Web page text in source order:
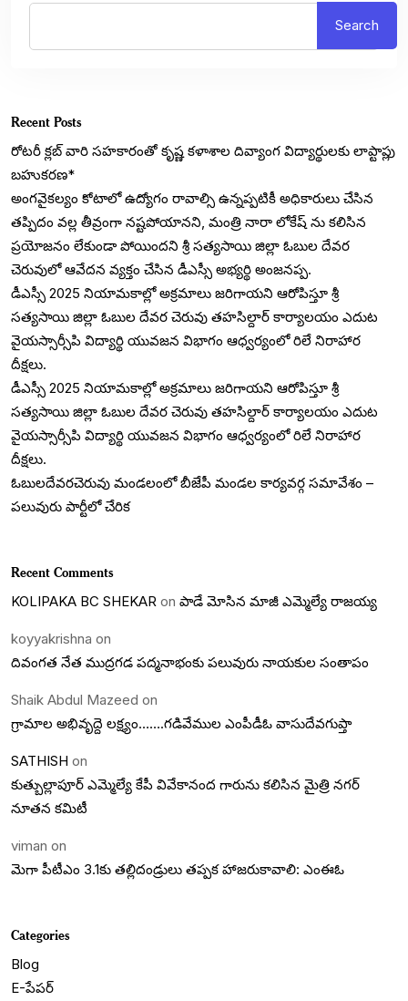
Search
Recent Posts
రోటరీ క్లబ్ వారి సహకారంతో కృష్ణ కళాశాల దివ్యాంగ విద్యార్థులకు లాప్టాప్లు
బహుకరణ*
అంగవైకల్యం కోటాలో ఉద్యోగం రావాల్సి ఉన్నప్పటికీ అధికారులు చేసిన
తప్పిదం వల్ల తీవ్రంగా నష్టపోయానని, మంత్రి నారా లోకేష్ ను కలిసిన
ప్రయోజనం లేకుండా పోయిందని శ్రీ సత్యసాయి జిల్లా ఓబుల దేవర
చెరువులో ఆవేదన వ్యక్తం చేసిన డీఎస్సీ అభ్యర్థి అంజనప్ప.
డీఎస్సీ 2025 నియామకాల్లో అక్రమాలు జరిగాయని ఆరోపిస్తూ శ్రీ
సత్యసాయి జిల్లా ఓబుల దేవర చెరువు తహసిల్దార్ కార్యాలయం ఎదుట
వైయస్సార్సీపి విద్యార్థి యువజన విభాగం ఆధ్వర్యంలో రిలే నిరాహార
దీక్షలు.
డీఎస్సీ 2025 నియామకాల్లో అక్రమాలు జరిగాయని ఆరోపిస్తూ శ్రీ
సత్యసాయి జిల్లా ఓబుల దేవర చెరువు తహసిల్దార్ కార్యాలయం ఎదుట
వైయస్సార్సీపి విద్యార్థి యువజన విభాగం ఆధ్వర్యంలో రిలే నిరాహార
దీక్షలు.
ఓబులదేవరచెరువు మండలంలో బీజేపీ మండల కార్యవర్గ సమావేశం –
పలువురు పార్టీలో చేరిక
Recent Comments
KOLIPAKA BC SHEKAR on పాడే మోసిన మాజీ ఎమ్మెల్యే రాజయ్య
koyyakrishna on
దివంగత నేత ముద్రగడ పద్మనాభంకు పలువురు నాయకుల సంతాపం
Shaik Abdul Mazeed on
గ్రామాల అభివృద్దె లక్ష్యం…….గడివేముల ఎంపీడీఓ వాసుదేవగుప్తా
SATHISH on
కుత్బుల్లాపూర్ ఎమ్మెల్యే కేపీ వివేకానంద గారును కలిసిన మైత్రి నగర్
నూతన కమిటీ
viman on
మెగా పీటీఎం 3.1కు తల్లిదండ్రులు తప్పక హాజరుకావాలి: ఎంఈఓ
Categories
Blog
E-పేపర్